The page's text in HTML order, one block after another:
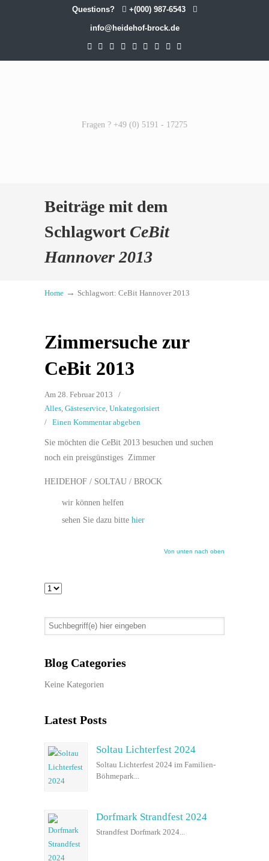
Questions? +(000) 987-6543
info@heidehof-brock.de
Fragen ? +49 (0) 5191 - 17275
Beiträge mit dem
Schlagwort CeBit
Hannover 2013
Home → Schlagwort: CeBit Hannover 2013
Zimmersuche zur
CeBit 2013
Am 28. Februar 2013
/
Alles, Gästeservice, Unkategorisiert
/ Einen Kommentar abgeben
Sie möchten die CeBit 2013 besuchen und suchen
noch ein preisgünstiges Zimmer
HEIDEHOF / SOLTAU / BROCK
wir können helfen
sehen Sie dazu bitte hier
Von unten nach oben
Blog Categories
Keine Kategorien
Latest Posts
Soltau Lichterfest 2024
Soltau Lichterfest 2024 im Familien-
Böhmepark...
Dorfmark Strandfest 2024
Strandfest Dorfmark 2024...